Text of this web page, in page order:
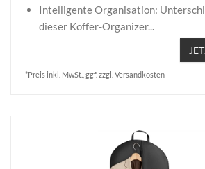
Intelligente Organisation:
dieser Koffer-Organizer...
*Preis inkl. MwSt., ggf. zzgl. Versandkosten